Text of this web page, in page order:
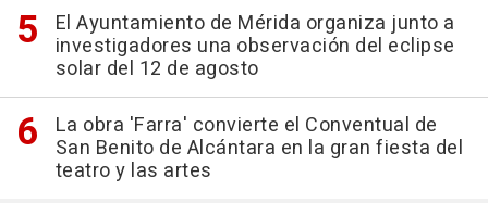
El Ayuntamiento de Mérida organiza junto a
investigadores una observación del eclipse
solar del 12 de agosto
La obra 'Farra' convierte el Conventual de
San Benito de Alcántara en la gran fiesta del
teatro y las artes